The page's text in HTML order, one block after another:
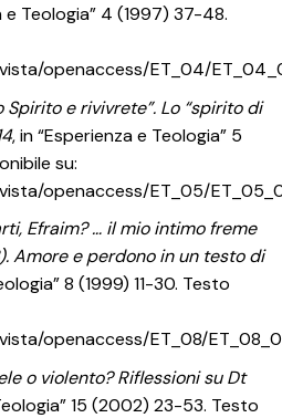
e Teologia” 4 (1997) 37-48.
openaccess/ET_04/
Spirito e rivivrete”. Lo “spirito di
, in “Esperienza e Teologia” 5
su:
openaccess/ET_05/
Efraim? … il mio intimo freme
Amore e perdono in un testo di
8 (1999) 11-30. Testo
openaccess/ET_08/
o violento? Riflessioni su Dt
15 (2002) 23-53. Testo